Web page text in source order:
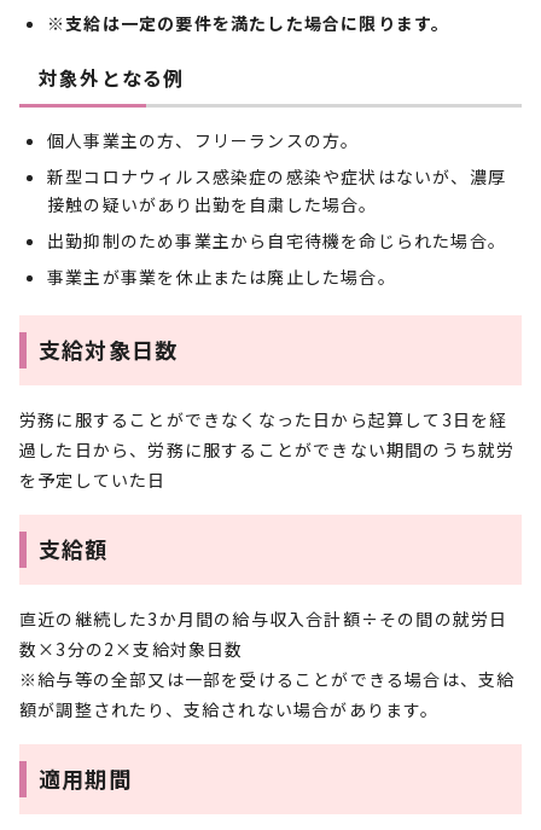
※支給は一定の要件を満たした場合に限ります。
対象外となる例
個人事業主の方、フリーランスの方。
新型コロナウィルス感染症の感染や症状はないが、濃厚
接触の疑いがあり出勤を自粛した場合。
出勤抑制のため事業主から自宅待機を命じられた場合。
事業主が事業を休止または廃止した場合。
支給対象日数
労務に服することができなくなった日から起算して3日を経
過した日から、労務に服することができない期間のうち就労
を予定していた日
支給額
直近の継続した3か月間の給与収入合計額÷その間の就労日
数×3分の2×支給対象日数
※給与等の全部又は一部を受けることができる場合は、支給
額が調整されたり、支給されない場合があります。
適用期間